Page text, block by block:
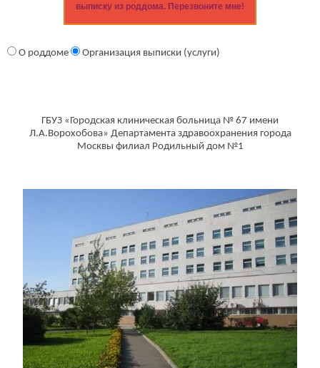
выписку из роддома. Перезвоните мне!
О роддоме Организация выписки (услуги)
ГБУЗ «Городская клиническая больница № 67 имени
Л.А.Ворохобова» Департамента здравоохранения города
Москвы филиал Родильный дом №1